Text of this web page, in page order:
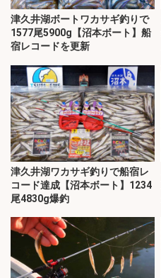
津久井湖ボートワカサギ釣りで
1577尾5900g【沼本ボート】船
宿レコードを更新
津久井湖ワカサギ釣りで船宿レ
コード達成【沼本ボート】1234
尾4830g爆釣